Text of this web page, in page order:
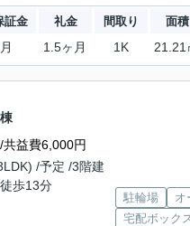
証金 礼金 間取り 面積
1.5ヶ月 1K 21.21
共益費6,000円
/予定 /3階建
徒歩13分
駐輪場 オ
宅配ボック